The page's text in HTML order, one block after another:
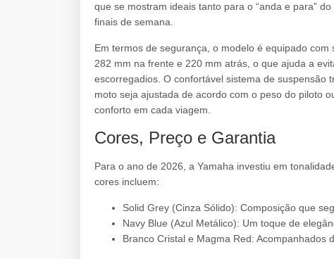
que se mostram ideais tanto para o “anda e para”
finais de semana.
Em termos de segurança, o modelo é equipado
282 mm na frente e 220 mm atrás, o que ajuda a
escorregadios. O confortável sistema de suspensão
moto seja ajustada de acordo com o peso do piloto
conforto em cada viagem.
Cores, Preço e Garantia
Para o ano de 2026, a Yamaha investiu em
cores incluem:
Solid Grey (Cinza Sólido): Composição que
Navy Blue (Azul Metálico): Um toque de
Branco Cristal e Magma Red: Acompanhados